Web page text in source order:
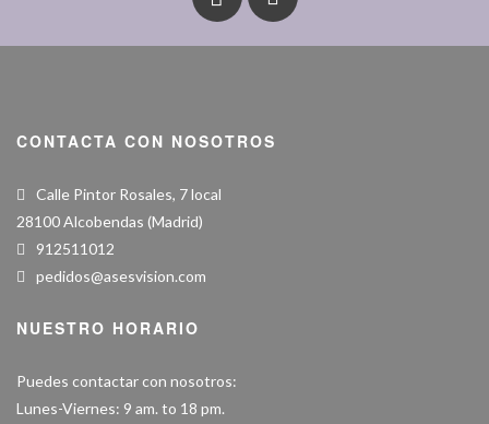
CONTACTA CON NOSOTROS
Calle Pintor Rosales, 7 local
28100 Alcobendas (Madrid)
912511012
pedidos@asesvision.com
NUESTRO HORARIO
Puedes contactar con nosotros:
Lunes-Viernes: 9 am. to 18 pm.